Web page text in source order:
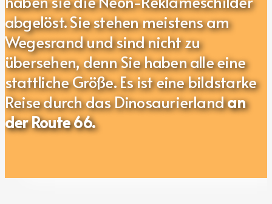
abgelöst. Sie stehen meistens am
Wegesrand und sind nicht zu
übersehen, denn Sie haben alle eine
stattliche Größe. Es ist eine bildstarke
Reise durch das Dinosaurierlandan
der Route 66.